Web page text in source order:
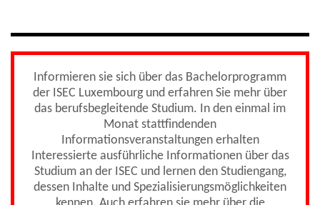
Informieren sie sich über das Bachelorprogramm
der ISEC Luxembourg und erfahren Sie mehr über
das berufsbegleitende Studium. In den einmal im
Monat stattfindenden
Informationsveranstaltungen erhalten
Interessierte ausführliche Informationen über das
Studium an der ISEC und lernen den Studiengang,
dessen Inhalte und Spezialisierungsmöglichkeiten